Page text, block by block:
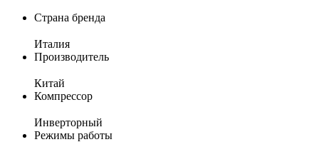
Страна бренда
Италия
Производитель
Китай
Компрессор
Инверторный
Режимы работы